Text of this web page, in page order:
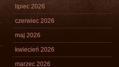
lipiec 2026
czerwiec 2026
maj 2026
kwiecień 2026
marzec 2026